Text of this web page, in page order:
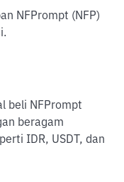
NFPrompt (NFP)
beli NFPrompt
beragam
IDR, USDT, dan